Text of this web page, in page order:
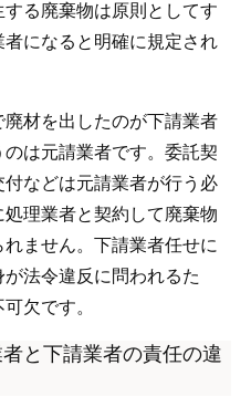
る廃棄物は原則としてす
になる と明確に規定され
材を出したのが下請業者
は元請業者です。委託契
などは元請業者が行う必
理業者と契約して廃棄物
ません。下請業者任せに
法令違反に問われるた
欠です。
と下請業者の責任の違